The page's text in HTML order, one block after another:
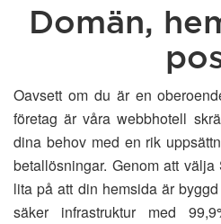
Domän,
Oavsett om du är en
företag är våra webbhotell
dina behov med en rik
betallösningar. Genom att
lita på att din hemsida är
säker infrastruktur med